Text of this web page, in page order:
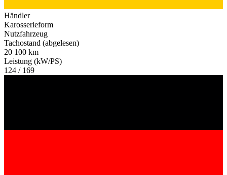
Händler
Karosserieform
Nutzfahrzeug
Tachostand (abgelesen)
20 100 km
Leistung (kW/PS)
124 / 169